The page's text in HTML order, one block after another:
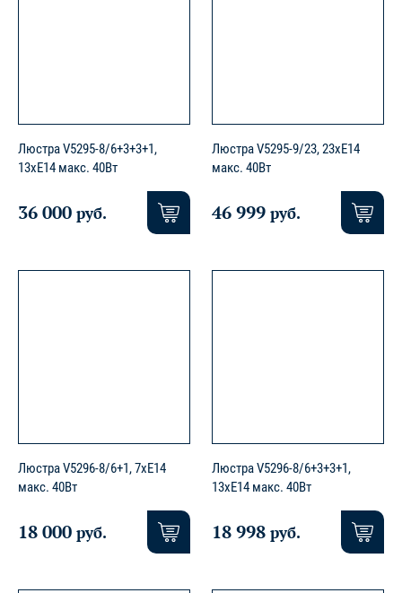
Люстра V5295-8/6+3+3+1,
13xE14 макс. 40Вт
36 000 руб.
Люстра V5295-9/23, 23xE14
макс. 40Вт
46 999 руб.
Люстра V5296-8/6+1, 7xE14
макс. 40Вт
18 000 руб.
Люстра V5296-8/6+3+3+1,
13xE14 макс. 40Вт
18 998 руб.